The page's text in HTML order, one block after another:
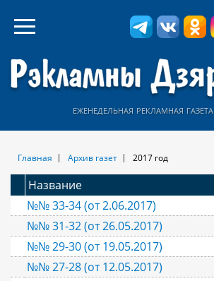
еженедельная рекламная газета
Главная Архив газет 2017 год
Название
№№ 33-34 (от 2.06.2017)
№№ 31-32 (от 26.05.2017)
№№ 29-30 (от 19.05.2017)
№№ 27-28 (от 12.05.2017)